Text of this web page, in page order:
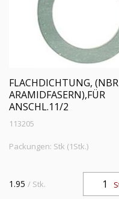
FLACHDICHTUNG,
ARAMIDFASERN),FÜR
ANSCHL.11/2
113205
Packungen: Stk (1Stk.)
1.95 / Stk.